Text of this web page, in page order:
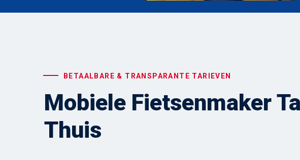
BETAALBARE & TRANSPARANTE TARIEVEN
Mobiele Fietsenmaker
Thuis